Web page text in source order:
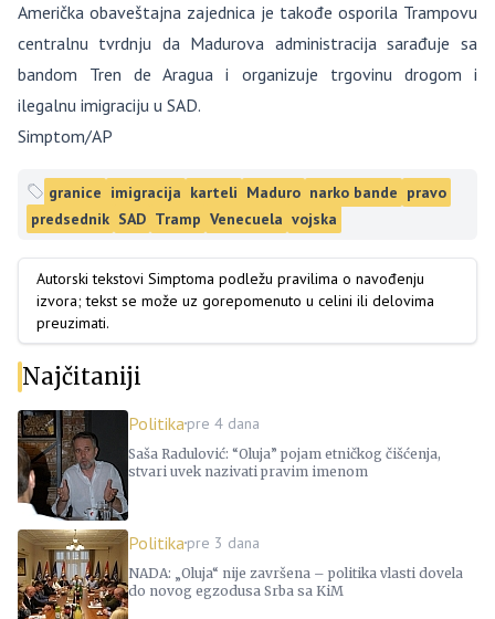
Američka obaveštajna zajednica je takođe osporila Trampovu
centralnu tvrdnju da Madurova administracija sarađuje sa
bandom Tren de Aragua i organizuje trgovinu drogom i
ilegalnu imigraciju u SAD.
Simptom/AP
granice imigracija karteli Maduro narko bande pravo
predsednik SAD Tramp Venecuela vojska
Autorski tekstovi Simptoma podležu pravilima o navođenju
izvora; tekst se može uz gorepomenuto u celini ili delovima
preuzimati.
Najčitaniji
Politikapre 4 dana
Saša Radulović: “Oluja” pojam etničkog čišćenja,
stvari uvek nazivati pravim imenom
Politikapre 3 dana
NADA: „Oluja“ nije završena – politika vlasti dovela
do novog egzodusa Srba sa KiM